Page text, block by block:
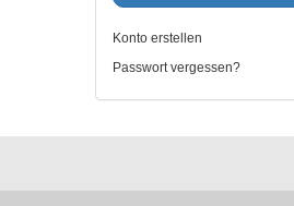
Konto erstellen
Passwort vergessen?